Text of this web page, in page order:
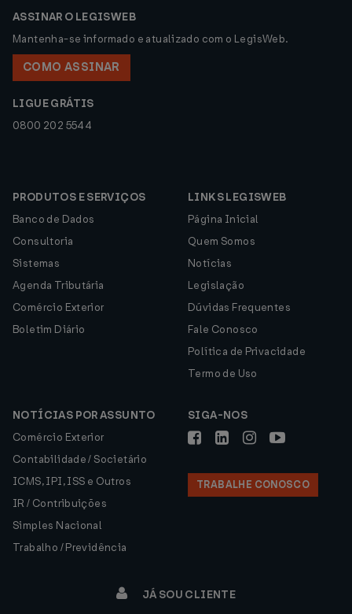
ASSINAR O LEGISWEB
Mantenha-se informado e atualizado com o LegisWeb.
COMO ASSINAR
LIGUE GRÁTIS
0800 202 5544
PRODUTOS E SERVIÇOS
Banco de Dados
Consultoria
Sistemas
Agenda Tributária
Comércio Exterior
Boletim Diário
LINKS LEGISWEB
Página Inicial
Quem Somos
Notícias
Legislação
Dúvidas Frequentes
Fale Conosco
Política de Privacidade
Termo de Uso
NOTÍCIAS POR ASSUNTO
Comércio Exterior
Contabilidade / Societário
ICMS, IPI, ISS e Outros
IR / Contribuições
Simples Nacional
Trabalho / Previdência
SIGA-NOS
TRABALHE CONOSCO
JÁ SOU CLIENTE